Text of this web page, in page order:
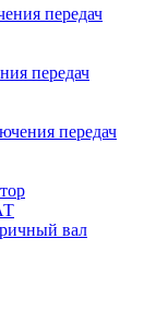
передач
передач
передач
вал